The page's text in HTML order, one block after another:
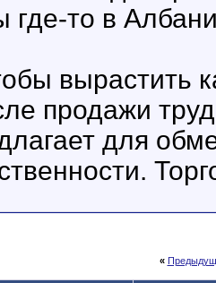
где-то в
вырастить
продажи
для
«